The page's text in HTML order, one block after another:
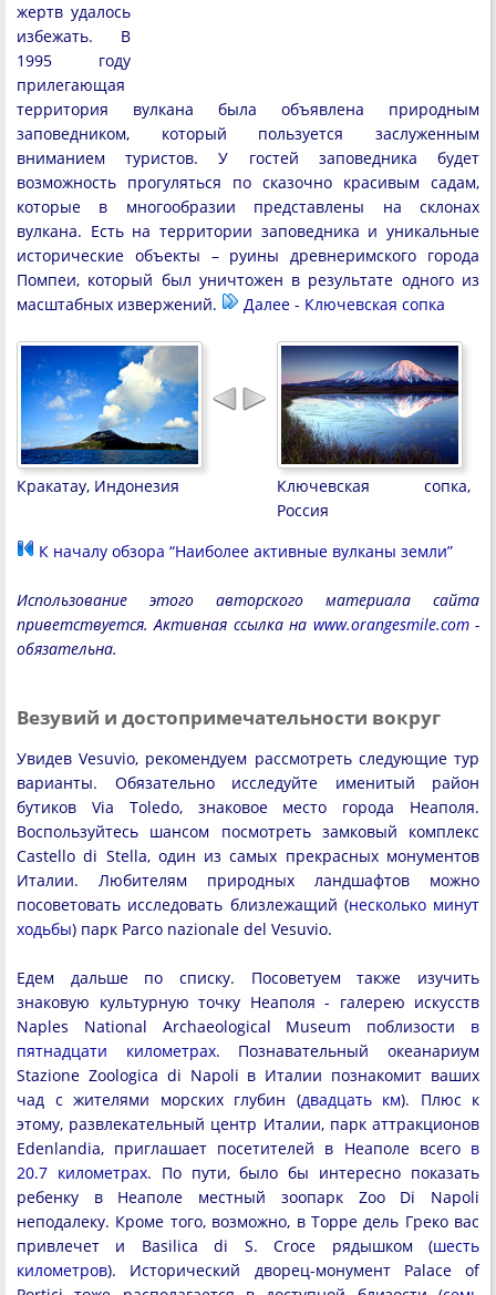
жертв удалось
избежать. В
1995 году
прилегающая
территория вулкана была объявлена природным
заповедником, который пользуется заслуженным
вниманием туристов. У гостей заповедника будет
возможность прогуляться по сказочно красивым садам,
которые в многообразии представлены на склонах
вулкана. Есть на территории заповедника и уникальные
исторические объекты – руины древнеримского города
Помпеи, который был уничтожен в результате одного из
масштабных извержений.
Далее - Ключевская сопка
Кракатау, Индонезия
Ключевская сопка,
Россия
К началу обзора “Наиболее активные вулканы земли”
Использование этого авторского материала сайта
приветствуется. Активная ссылка на www.orangesmile.com-
обязательна.
Везувий и достопримечательности вокруг
Увидев Vesuvio, рекомендуем рассмотреть следующие тур
варианты. Обязательно исследуйте именитый район
бутиков Via Toledo, знаковое место города Неаполя.
Воспользуйтесь шансом посмотреть замковый комплекс
Castello di Stella, один из самых прекрасных монументов
Италии. Любителям природных ландшафтов можно
посоветовать исследовать близлежащий (несколько минут
ходьбы) парк Parco nazionale del Vesuvio.
Едем дальше по списку. Посоветуем также изучить
знаковую культурную точку Неаполя - галерею искусств
Naples National Archaeological Museum поблизости в
пятнадцати километрах. Познавательный океанариум
Stazione Zoologica di Napoli в Италии познакомит ваших
чад с жителями морских глубин (двадцать км). Плюс к
этому, развлекательный центр Италии, парк аттракционов
Edenlandia, приглашает посетителей в Неаполе всего в
20.7 километрах. По пути, было бы интересно показать
ребенку в Неаполе местный зоопарк Zoo Di Napoli
неподалеку. Кроме того, возможно, в Торре дель Греко вас
привлечет и Basilica di S. Croce рядышком (шесть
километров). Исторический дворец-монумент Palace of